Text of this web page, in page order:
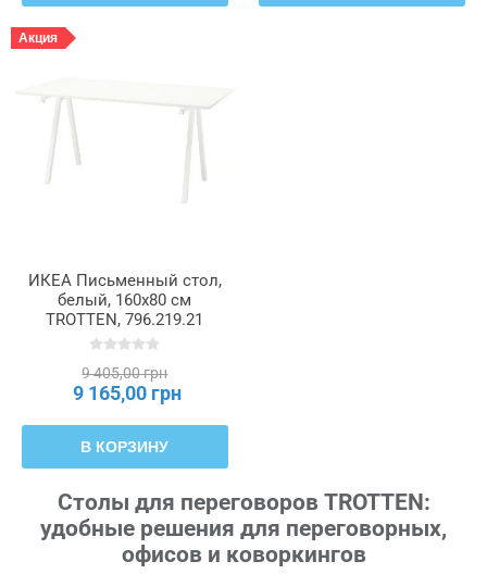
Акция
ИКЕА Письменный стол,
белый, 160x80 см
TROTTEN, 796.219.21
9 405,00 грн
9 165,00 грн
В КОРЗИНУ
Столы для переговоров TROTTEN:
удобные решения для переговорных,
офисов и коворкингов